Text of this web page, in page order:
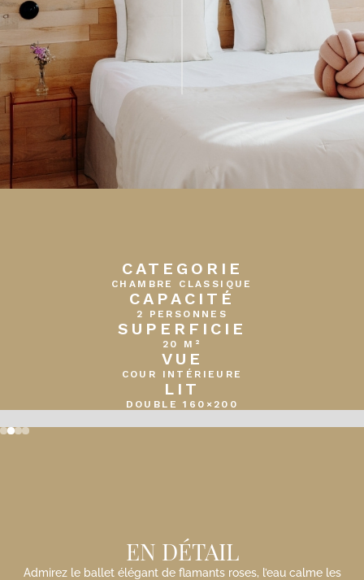
CATEGORIE
CHAMBRE CLASSIQUE
CAPACITÉ
2 PERSONNES
SUPERFICIE
20 M²
VUE
COUR INTÉRIEURE
LIT
DOUBLE 160×200
Slide 2 of 4.
EN DÉTAIL
Admirez le ballet élégant de flamants roses, l’eau calme les